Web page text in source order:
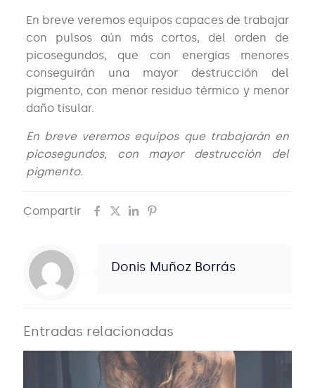
En breve veremos equipos capaces de trabajar
con pulsos aún más cortos, del orden de
picosegundos, que con energías menores
conseguirán una mayor destrucción del
pigmento, con menor residuo térmico y menor
daño tisular.
En breve veremos equipos que trabajarán en
picosegundos, con mayor destrucción del
pigmento.
Compartir
Donis Muñoz Borrás
Entradas relacionadas